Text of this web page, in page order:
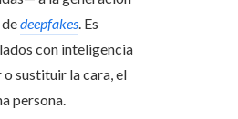
deepfakes. Es
con inteligencia
sustituir la cara, el
persona.